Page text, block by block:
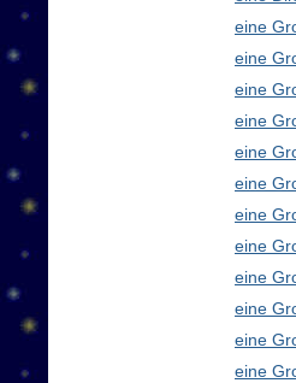
eine
eine
eine
eine
eine
eine
eine
eine
eine
eine
eine
eine